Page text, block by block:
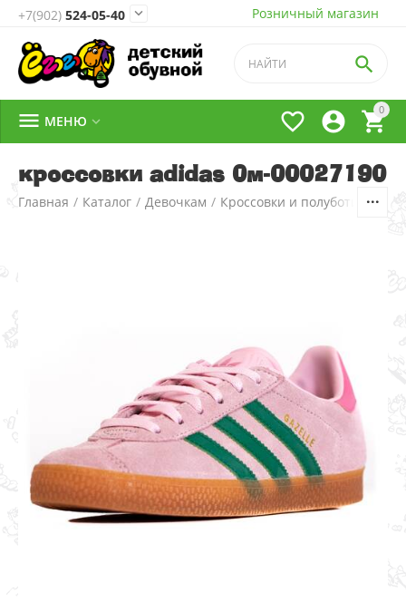
Розничный магазин
+7(902) 524-05-40 
0




 МЕНЮ 
кроссовки adidas 0м-00027190
Главная / Каталог / Девочкам / Кроссовки и полуботинки